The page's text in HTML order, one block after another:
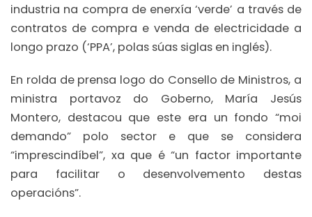
industria na compra de enerxía ‘verde’ a través de
contratos de compra e venda de electricidade a
longo prazo (‘PPA’, polas súas siglas en inglés).
En rolda de prensa logo do Consello de Ministros, a
ministra portavoz do Goberno, María Jesús
Montero, destacou que este era un fondo “moi
demando” polo sector e que se considera
“imprescindíbel”, xa que é “un factor importante
para facilitar o desenvolvemento destas
operacións”.